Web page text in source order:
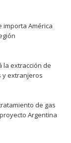
importa América
la extracción de
y extranjeros
de gas
Argentina